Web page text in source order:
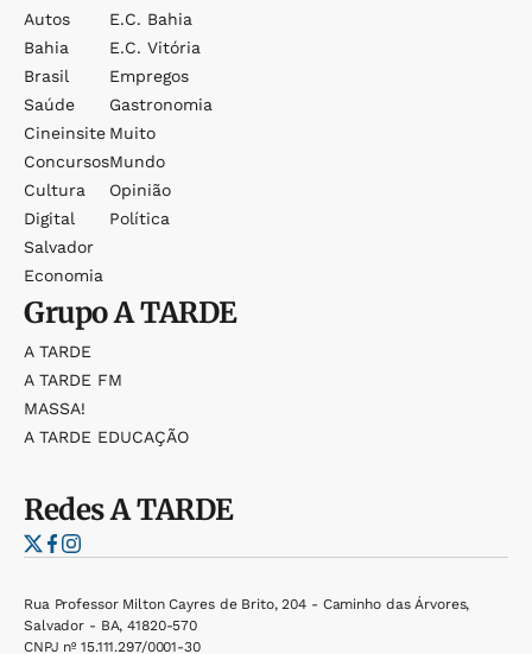
Autos
Bahia
Brasil
Saúde
Cineinsite
Concursos
Cultura
Digital
Salvador
Economia
E.c. Bahia
E.c. Vitória
Empregos
Gastronomia
Muito
Mundo
Opinião
Política
GrupoA TARDE
A TARDE
A TARDE FM
MASSA!
A TARDE EDUCAÇÃO
RedesA TARDE
Rua Professor Milton Cayres de Brito, 204 - Caminho das Árvores,
Salvador - BA, 41820-570
CNPJ nº 15.111.297/0001-30